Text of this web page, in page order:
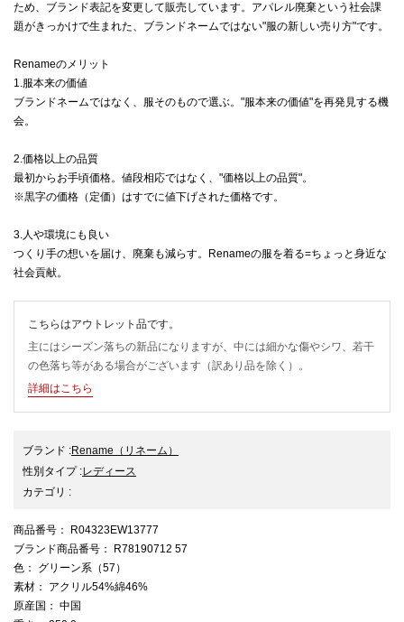
ため、ブランド表記を変更して販売しています。アパレル廃棄という社会課
題がきっかけで生まれた、ブランドネームではない"服の新しい売り方"です。
Renameのメリット
1.服本来の価値
ブランドネームではなく、服そのもので選ぶ。"服本来の価値"を再発見する機
会。
2.価格以上の品質
最初からお手頃価格。値段相応ではなく、"価格以上の品質"。
※黒字の価格（定価）はすでに値下げされた価格です。
3.人や環境にも良い
つくり手の想いを届け、廃棄も減らす。Renameの服を着る=ちょっと身近な
社会貢献。
こちらはアウトレット品です。
主にはシーズン落ちの新品になりますが、中には細かな傷やシワ、若干
の色落ち等がある場合がございます（訳あり品を除く）。
詳細はこちら
ブランド :Rename （リネーム）
性別タイプ:レディース
カテゴリ :
商品番号 ： R04323EW13777
ブランド商品番号 ： R78190712 57
色 ： グリーン系（57）
素材 ： アクリル54%綿46%
原産国 ： 中国